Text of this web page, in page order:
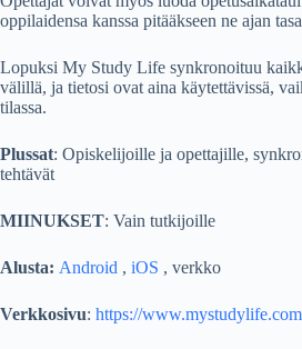
oppilaidensa kanssa pitääkseen ne ajan
Lopuksi My Study Life synkronoituu
välillä, ja tietosi ovat aina käytettävissä,
tilassa.
Plussat: Opiskelijoille ja opettajille,
tehtävät
MIINUKSET: Vain tutkijoille
Alusta: Android , iOS , verkko
Verkkosivu: https://